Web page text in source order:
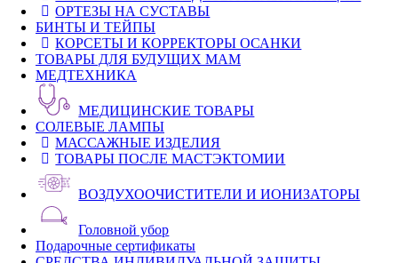
ОРТЕЗЫ НА СУСТАВЫ
БИНТЫ И ТЕЙПЫ
КОРСЕТЫ И КОРРЕКТОРЫ ОСАНКИ
ТОВАРЫ ДЛЯ БУДУЩИХ МАМ
МЕДТЕХНИКА
МЕДИЦИНСКИЕ ТОВАРЫ
СОЛЕВЫЕ ЛАМПЫ
МАССАЖНЫЕ ИЗДЕЛИЯ
ТОВАРЫ ПОСЛЕ МАСТЭКТОМИИ
ВОЗДУХООЧИСТИТЕЛИ И ИОНИЗАТОРЫ
Головной убор
Подарочные сертификаты